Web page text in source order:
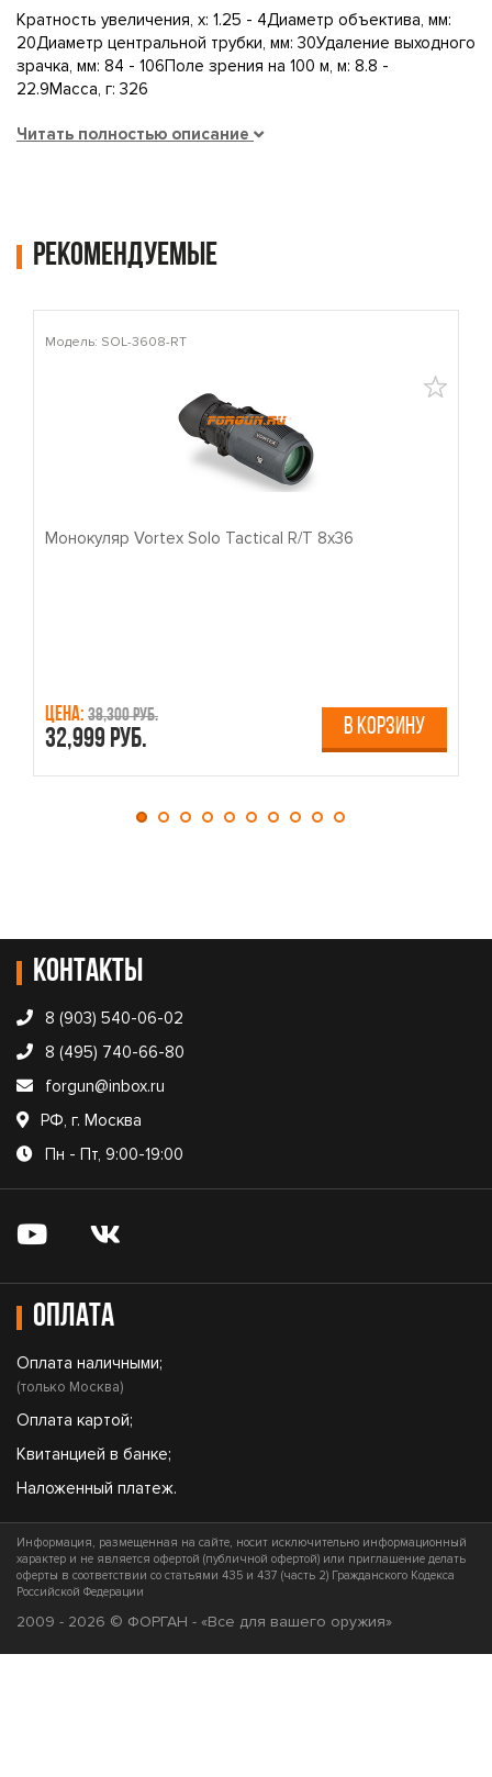
Кратность увеличения, х: 1.25 - 4Диаметр объектива, мм:
20Диаметр центральной трубки, мм: 30Удаление выходного
зрачка, мм: 84 - 106Поле зрения на 100 м, м: 8.8 -
22.9Масса, г: 326
Читать полностью описание
Рекомендуемые
Модель: SOL-3608-RT
Монокуляр Vortex Solo Tactical R/T 8x36
Цена: 38,300 руб.
32,999 руб. В КОРЗИНУ
Контакты
8 (903) 540-06-02
8 (495) 740-66-80
forgun@inbox.ru
РФ, г. Москва
Пн - Пт, 9:00-19:00
Оплата
Оплата наличными;
(только Москва)
Оплата картой;
Квитанцией в банке;
Наложенный платеж.
Информация, размещенная на сайте, носит исключительно информационный
характер и не является офертой (публичной офертой) или приглашение делать
оферты в соответствии со статьями 435 и 437 (часть 2) Гражданского Кодекса
Российской Федерации
2009 - 2026 © ФОРГАН - «Все для вашего оружия»